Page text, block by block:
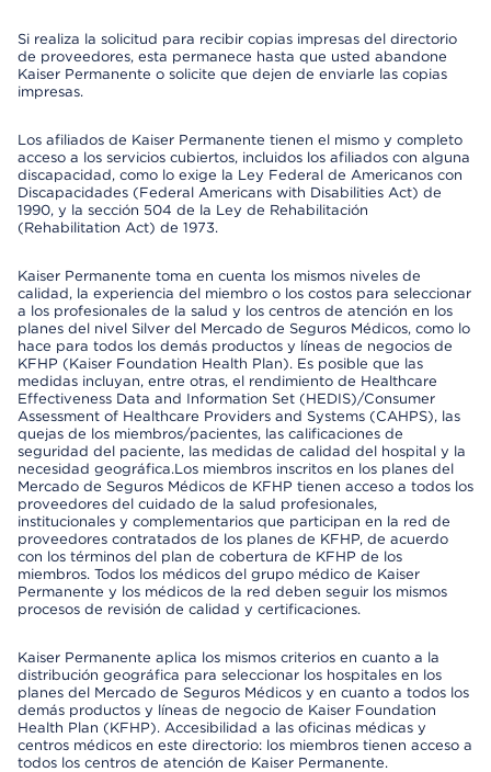
Si realiza la solicitud para recibir copias impresas del directorio
de proveedores, esta permanece hasta que usted abandone
Kaiser Permanente o solicite que dejen de enviarle las copias
impresas.
Los afiliados de Kaiser Permanente tienen el mismo y completo
acceso a los servicios cubiertos, incluidos los afiliados con alguna
discapacidad, como lo exige la Ley Federal de Americanos con
Discapacidades (Federal Americans with Disabilities Act) de
1990, y la sección 504 de la Ley de Rehabilitación
(Rehabilitation Act) de 1973.
Kaiser Permanente toma en cuenta los mismos niveles de
calidad, la experiencia del miembro o los costos para seleccionar
a los profesionales de la salud y los centros de atención en los
planes del nivel Silver del Mercado de Seguros Médicos, como lo
hace para todos los demás productos y líneas de negocios de
KFHP (Kaiser Foundation Health Plan). Es posible que las
medidas incluyan, entre otras, el rendimiento de Healthcare
Effectiveness Data and Information Set (HEDIS)/Consumer
Assessment of Healthcare Providers and Systems (CAHPS), las
quejas de los miembros/pacientes, las calificaciones de
seguridad del paciente, las medidas de calidad del hospital y la
necesidad geográfica.Los miembros inscritos en los planes del
Mercado de Seguros Médicos de KFHP tienen acceso a todos los
proveedores del cuidado de la salud profesionales,
institucionales y complementarios que participan en la red de
proveedores contratados de los planes de KFHP, de acuerdo
con los términos del plan de cobertura de KFHP de los
miembros. Todos los médicos del grupo médico de Kaiser
Permanente y los médicos de la red deben seguir los mismos
procesos de revisión de calidad y certificaciones.
Kaiser Permanente aplica los mismos criterios en cuanto a la
distribución geográfica para seleccionar los hospitales en los
planes del Mercado de Seguros Médicos y en cuanto a todos los
demás productos y líneas de negocio de Kaiser Foundation
Health Plan (KFHP). Accesibilidad a las oficinas médicas y
centros médicos en este directorio: los miembros tienen acceso a
todos los centros de atención de Kaiser Permanente.